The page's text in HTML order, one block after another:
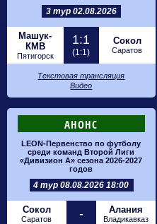
3 тур 02.08.2026
Машук-
КМВ
Пятигорск
1:1
(1:1)
Сокол
Саратов
Текстовая трансляция
Видео
АНОНС
LEON-Первенство по футболу
среди команд Второй Лиги
«Дивизион А» сезона 2026-2027
годов
4 тур 08.08.2026 18:00
Сокол
Саратов - Алания
Владикавказ